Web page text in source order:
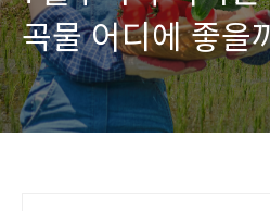
곡물 어디에 좋을